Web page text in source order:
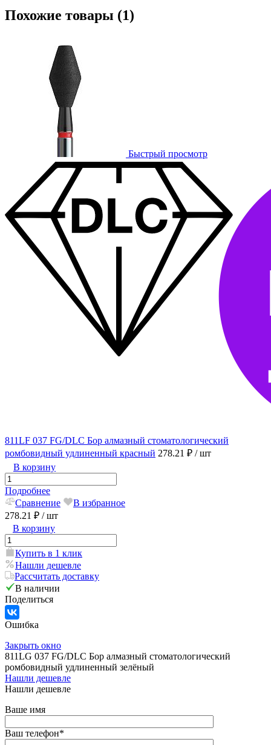
Похожие товары (1)
Быстрый просмотр
811LF 037 FG/DLC Бор алмазный стоматологический
ромбовидный удлиненный красный 278.21 ₽ / шт
В корзину
Подробнее
Сравнение
В избранное
278.21 ₽ / шт
В корзину
Купить в 1 клик
Нашли дешевле
Рассчитать доставку
В наличии
Поделиться
Ошибка
Закрыть окно
811LG 037 FG/DLC Бор алмазный стоматологический
ромбовидный удлиненный зелёный
Нашли дешевле
Нашли дешевле
Ваше имя
Ваш телефон*